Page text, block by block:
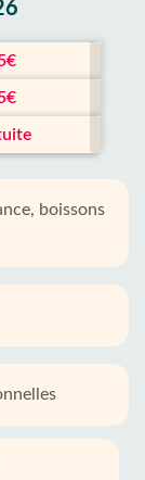
boissons